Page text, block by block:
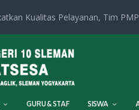
Kualitas Pelayanan, Tim
GURU & STAF SISWA